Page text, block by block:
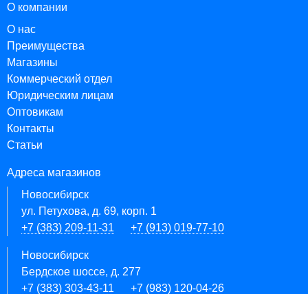
О компании
О нас
Преимущества
Магазины
Коммерческий отдел
Юридическим лицам
Оптовикам
Контакты
Статьи
Адреса магазинов
Новосибирск
ул. Петухова, д. 69, корп. 1
+7 (383) 209-11-31
+7 (913) 019-77-10
Новосибирск
Бердское шоссе, д. 277
+7 (383) 303-43-11
+7 (983) 120-04-26